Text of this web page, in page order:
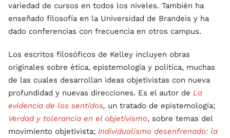
variedad de cursos en todos los niveles. También ha
enseñado filosofía en la Universidad de Brandeis y ha
dado conferencias con frecuencia en otros campus.
Los escritos filosóficos de Kelley incluyen obras
originales sobre ética, epistemología y política, muchas
de las cuales desarrollan ideas objetivistas con nueva
profundidad y nuevas direcciones. Es el autor de La
evidencia de los sentidos, un tratado de epistemología;
Verdad y tolerancia en el objetivismo, sobre temas del
movimiento objetivista; Individualismo desenfrenado: la